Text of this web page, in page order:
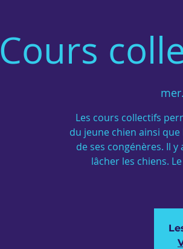
Cours
Les cours collectifs
du jeune chien ainsi
de ses congénères. Il
lâcher les chiens.